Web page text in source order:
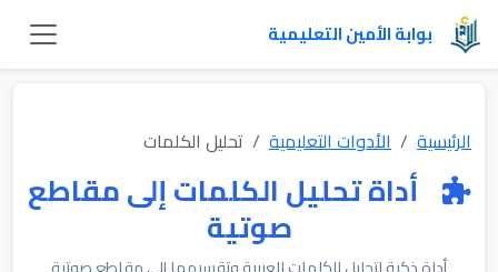
بوابة الأمين التعليمية
الرئيسية الأدوات التعليمية تحليل الكلمات
أداة تحليل الكلمات إلى مقاطع
صوتية